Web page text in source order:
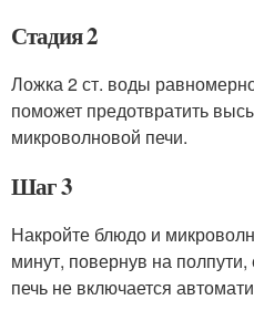
Стадия 2
Ложка 2 ст. воды
поможет предотвратить
микроволновой печи.
Шаг 3
Накройте блюдо и
минут, повернув на
печь не включается